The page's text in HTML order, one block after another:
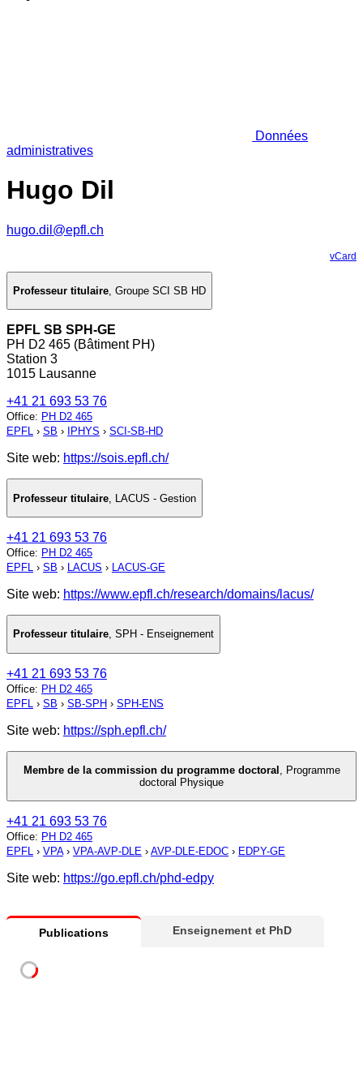
Données
administratives
Hugo Dil
hugo.dil@epfl.ch
vCard
Professeur titulaire, Groupe SCI SB HD
EPFL SB SPH-GE
PH D2 465 (Bâtiment PH)
Station 3
1015 Lausanne
+41 21 693 53 76
Office: PH D2 465
EPFL › SB › IPHYS › SCI-SB-HD
Site web: https://sois.epfl.ch/
Professeur titulaire LACUS - Gestion
+41 21 693 53 76
Office: PH D2 465
EPFL › SB › LACUS › LACUS-GE
Site web: https://www.epfl.ch/research/domains/lacus/
Professeur titulaire, SPH - Enseignement
+41 21 693 53 76
Office: PH D2 465
EPFL › SB › SB-SPH › SPH-ENS
Site web: https://sph.epfl.ch/
Membre de la commission du programme doctoral , Programme
doctoral Physique
+41 21 693 53 76
Office: PH D2 465
EPFL › VPA› VPA-AVP-DLE › AVP-DLE-EDOC › EDPY-GE
Site web: https://go.epfl.ch/phd-edpy
Publications Enseignement et PhD